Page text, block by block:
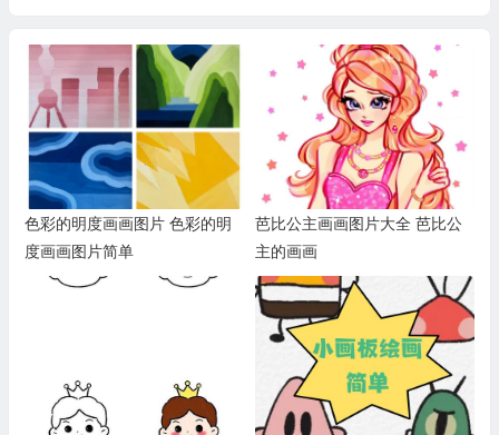
色彩的明度画画图片 色彩的明
度画画图片简单
芭比公主画画图片大全 芭比公
主的画画